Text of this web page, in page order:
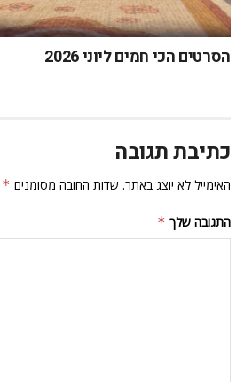
הסרטים הכי חמים ליוני 2026
כתיבת תגובה
האימייל לא יוצג באתר. שדות החובה מסומנים *
התגובה שלך *